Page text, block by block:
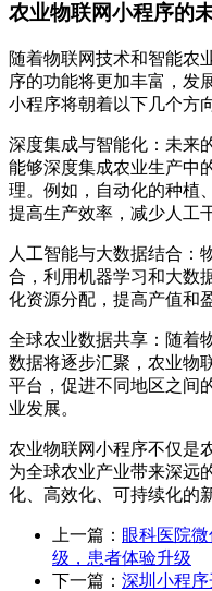
农业物联网小程序的
随着物联网技术和智能农
序的功能将更加丰富，发
小程序将朝着以下几个方
深度集成与智能化：未来
能够深度集成农业生产中
理。例如，自动化的种植
提高生产效率，减少人工
人工智能与大数据结合：
合，利用机器学习和大数
化资源分配，提高产值和
全球农业数据共享：随着
数据将逐步汇聚，农业物
平台，促进不同地区之间
业发展。
农业物联网小程序不仅是
为全球农业产业带来深远
化、高效化、可持续化的
上一篇： 眼科医院
级，患者体验升级
下一篇： 深圳小程